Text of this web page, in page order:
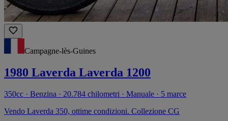
Campagne-lès-Guines
1980 Laverda Laverda 1200
350cc · Benzina · 20.784 chilometri · Manuale · 5 marce
Vendo Laverda 350, ottime condizioni. Collezione CG